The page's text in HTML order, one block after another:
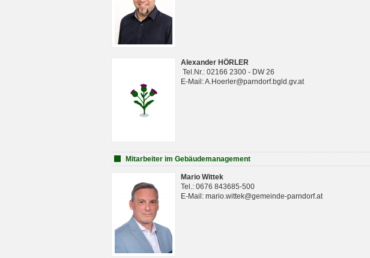
Alexander HÖRLER
Tel.Nr.: 02166 2300 - DW 26
E-Mail: A.Hoerler@parndorf.bgld.gv.at
Mitarbeiter im Gebäudemanagement
Mario Wittek
Tel.: 0676 843685-500
E-Mail: mario.wittek@gemeinde-parndorf.at